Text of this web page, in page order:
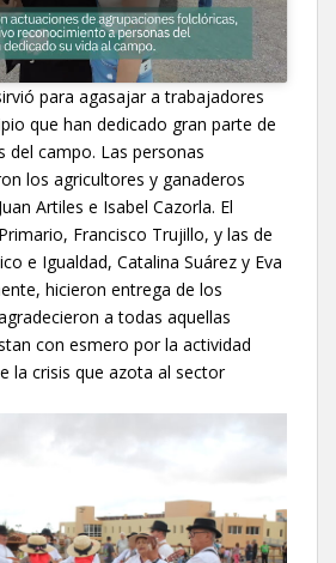
para agasajar a trabajadores
que han dedicado gran parte de
del campo. Las personas
los agricultores y ganaderos
Artiles e Isabel Cazorla. El
Francisco Trujillo, y las de
e Igualdad, Catalina Suárez y Eva
hicieron entrega de los
a todas aquellas
con esmero por la actividad
la crisis que azota al sector